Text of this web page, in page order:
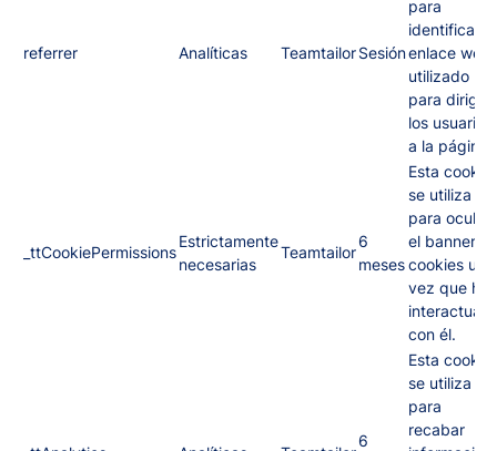
referrer Analíticas TeamtailorSesión
para
identificar el
enlace web
utilizado
para dirigir
los usuarios
a la página.
_ttCookiePermissions
Estrictamente
necesarias
Teamtailor
6
meses
Esta cookie
se utiliza
para ocultar
el banner
cookies una
vez que has
con él.
6
Esta cookie
se utiliza
para
recabar